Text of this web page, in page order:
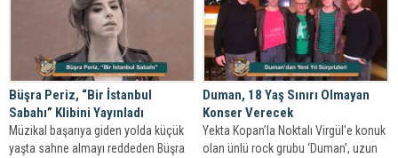
Büşra Periz, “Bir İstanbul
Sabahı” Klibini Yayınladı
Müzikal başarıya giden yolda küçük
yaşta sahne almayı reddeden Büşra
Duman, 18 Yaş Sınırı Olmayan
Konser Verecek
Yekta Kopan’la Noktalı Virgül’e konuk
olan ünlü rock grubu ‘Duman’, uzun